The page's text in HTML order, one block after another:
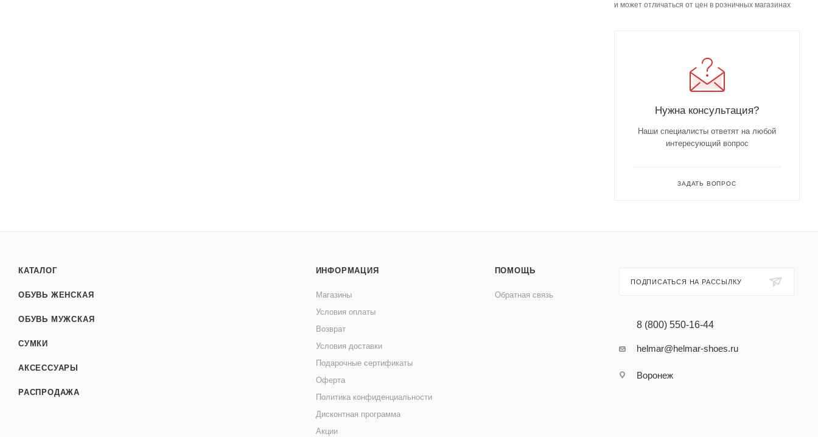
и может отличаться от цен в розничных магазинах
Нужна консультация?
Наши специалисты ответят на любой
интересующий вопрос
ЗАДАТЬ ВОПРОС
КАТАЛОГ
ОБУВЬ ЖЕНСКАЯ
ОБУВЬ МУЖСКАЯ
СУМКИ
АКСЕССУАРЫ
РАСПРОДАЖА
ИНФОРМАЦИЯ
Магазины
Условия оплаты
Возврат
Условия доставки
Подарочные сертификаты
Оферта
Политика конфиденциальности
Дисконтная программа
Акции
ПОМОЩЬ
Обратная связь
ПОДПИСАТЬСЯ НА РАССЫЛКУ
8 (800) 550-16-44
helmar@helmar-shoes.ru
Воронеж